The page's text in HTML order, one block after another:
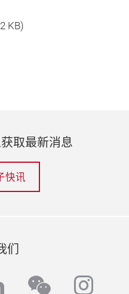
KB)
取最新消息
快讯
们
wechat